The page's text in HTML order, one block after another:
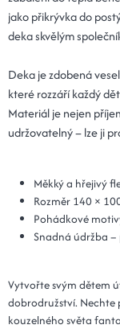
jako přikrývka do
deka skvělým
Deka je zdobená
které rozzáří každý
Materiál je nejen
udržovatelný – lze ji
Měkký a hřejivý
Rozměr 140 ×
Pohádkové
Snadná údržba
Vytvořte svým dětem
dobrodružství.
kouzelného světa